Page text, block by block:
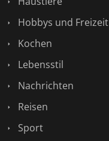
Hobbys und Freizeit
Kochen
Lebensstil
Nachrichten
Reisen
Sport